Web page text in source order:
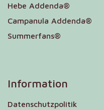
Hebe Addenda®
Campanula Addenda®
Summerfans®
Information
Datenschutzpolitik